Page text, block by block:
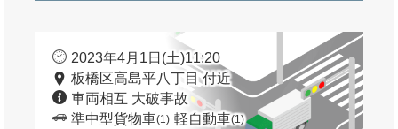
2023年4月1日(土)11:20
板橋区高島平八丁目 付近
車両相互 大破事故
準中型貨物車(1) 軽自動車(1)